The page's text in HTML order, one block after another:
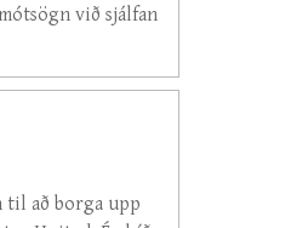
við sjálfan
til að borga upp